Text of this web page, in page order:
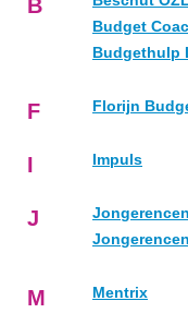
B
Budget
Budgethulp
F Florijn
I Impuls
J
M Mentrix